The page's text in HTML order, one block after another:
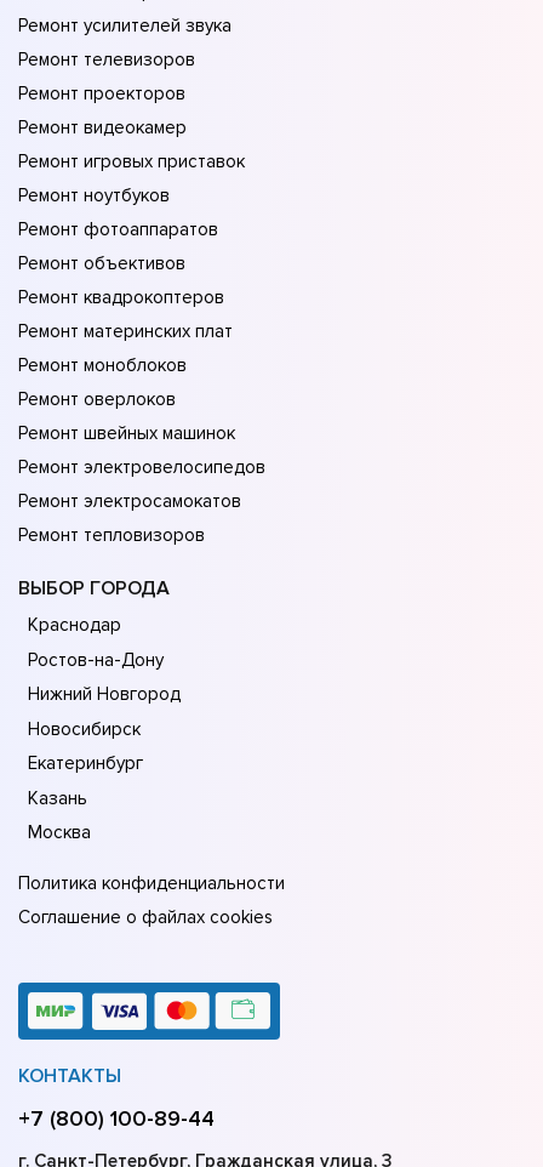
Ремонт усилителей звука
Ремонт телевизоров
Ремонт проекторов
Ремонт видеокамер
Ремонт игровых приставок
Ремонт ноутбуков
Ремонт фотоаппаратов
Ремонт объективов
Ремонт квадрокоптеров
Ремонт материнских плат
Ремонт моноблоков
Ремонт оверлоков
Ремонт швейных машинок
Ремонт электровелосипедов
Ремонт электросамокатов
Ремонт тепловизоров
ВЫБОР ГОРОДА
Краснодар
Ростов-на-Дону
Нижний Новгород
Новосибирск
Екатеринбург
Казань
Москва
Политика конфиденциальности
Соглашение о файлах cookies
КОНТАКТЫ
+7 (800) 100-89-44
г. Санкт-Петербург, Гражданская улица, 3